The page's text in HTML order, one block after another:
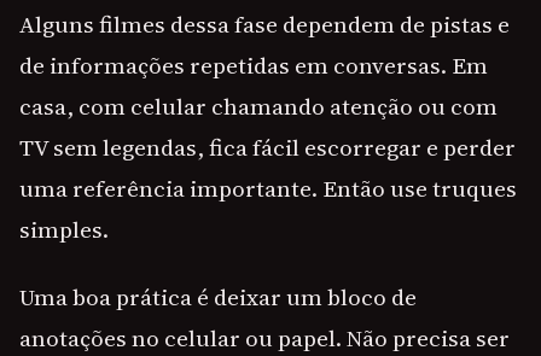
Alguns filmes dessa fase dependem de pistas e
de informações repetidas em conversas. Em
casa, com celular chamando atenção ou com
TV sem legendas, fica fácil escorregar e perder
uma referência importante. Então use truques
simples.
Uma boa prática é deixar um bloco de
anotações no celular ou papel. Não precisa ser